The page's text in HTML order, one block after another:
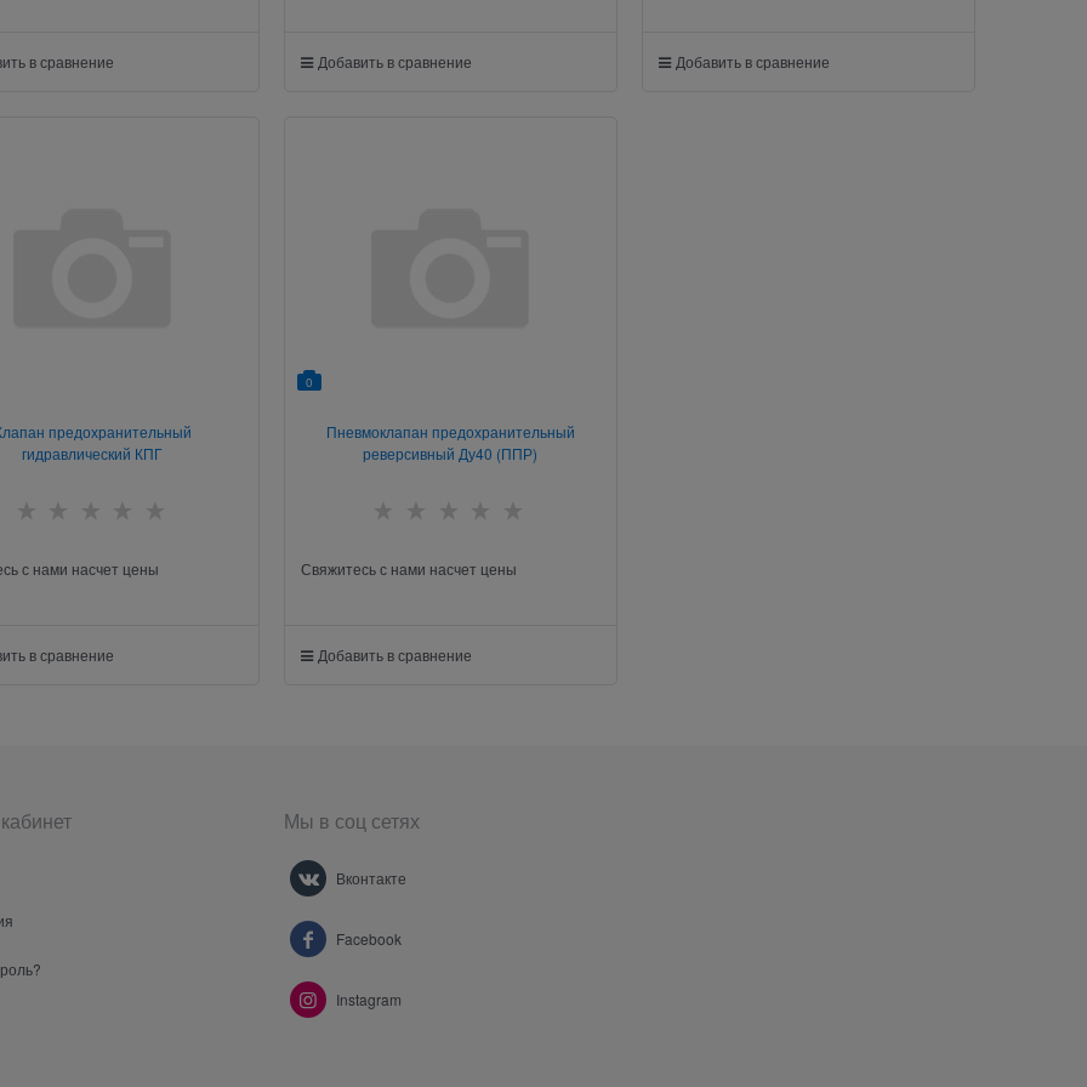
в сравнение Добавить в сравнение Добавить в сравнение
предохранительный
гидравлический КПГ
с нами насчет цены
в сравнение
0
Пневмоклапан предохранительный
реверсивный Ду40 (ППР)
Свяжитесь с нами насчет цены
Добавить в сравнение
Мы в соц сетях
Вконтакте
Facebook
Instagram